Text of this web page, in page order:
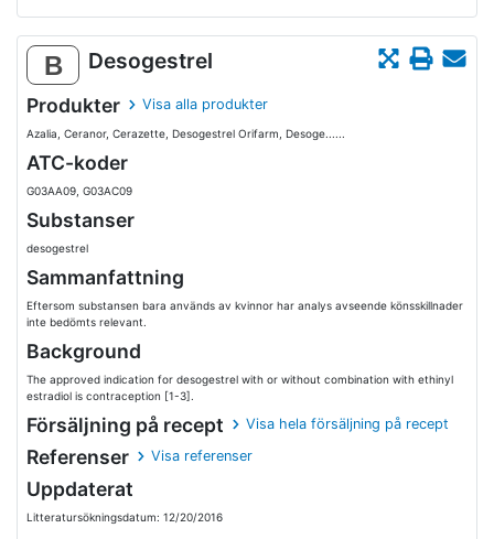
B Desogestrel
Produkter Visa alla produkter
Azalia, Ceranor, Cerazette, Desogestrel Orifarm, Desoge......
ATC-koder
G03AA09, G03AC09
Substanser
desogestrel
Sammanfattning
Eftersom substansen bara används av kvinnor har analys avseende könsskillnader
inte bedömts relevant.
Background
The approved indication for desogestrel with or without combination with ethinyl
estradiol is contraception [1-3].
Försäljning på recept Visa hela försäljning på recept
Referenser Visa referenser
Uppdaterat
Litteratursökningsdatum: 12/20/2016